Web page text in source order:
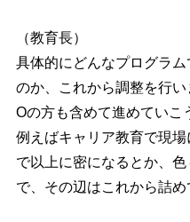
（教育長）
具体的にどんなプログラ
のか、これから調整を行
Oの方も含めて進めていこ
例えばキャリア教育で現
で以上に密になるとか、
で、その辺はこれから詰め